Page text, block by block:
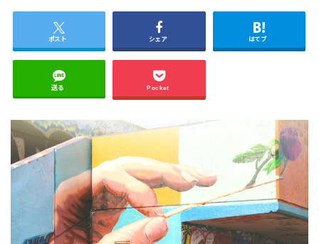
ポスト シェア はてブ
送る Pocket